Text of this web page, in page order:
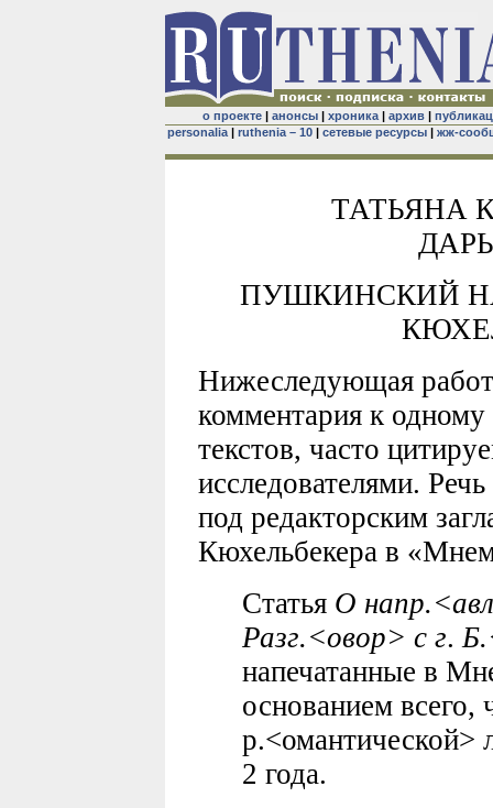
о проекте| анонсы| хроника| архив|
personalia| ruthenia – 10| сетевые ресурсы| жж-
ТАТЬЯНА
ПУШКИНСКИЙ
Нижеследующая
комментария к
текстов, часто
исследователями.
под редакторским
Кюхельбекера в
Статья О
Разг.<овор> с г.
напечатанные в
основанием всего,
р.<омантической>
2 года.